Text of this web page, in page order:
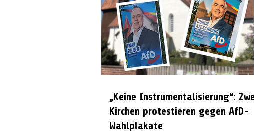
„Keine Instrumentalisierung“: Zwei
Kirchen protestieren gegen AfD-
Wahlplakate